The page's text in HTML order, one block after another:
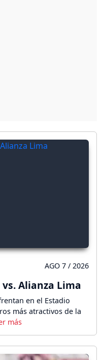
AGO 7 / 2026
Alianza Lima
en el Estadio
más atractivos de la